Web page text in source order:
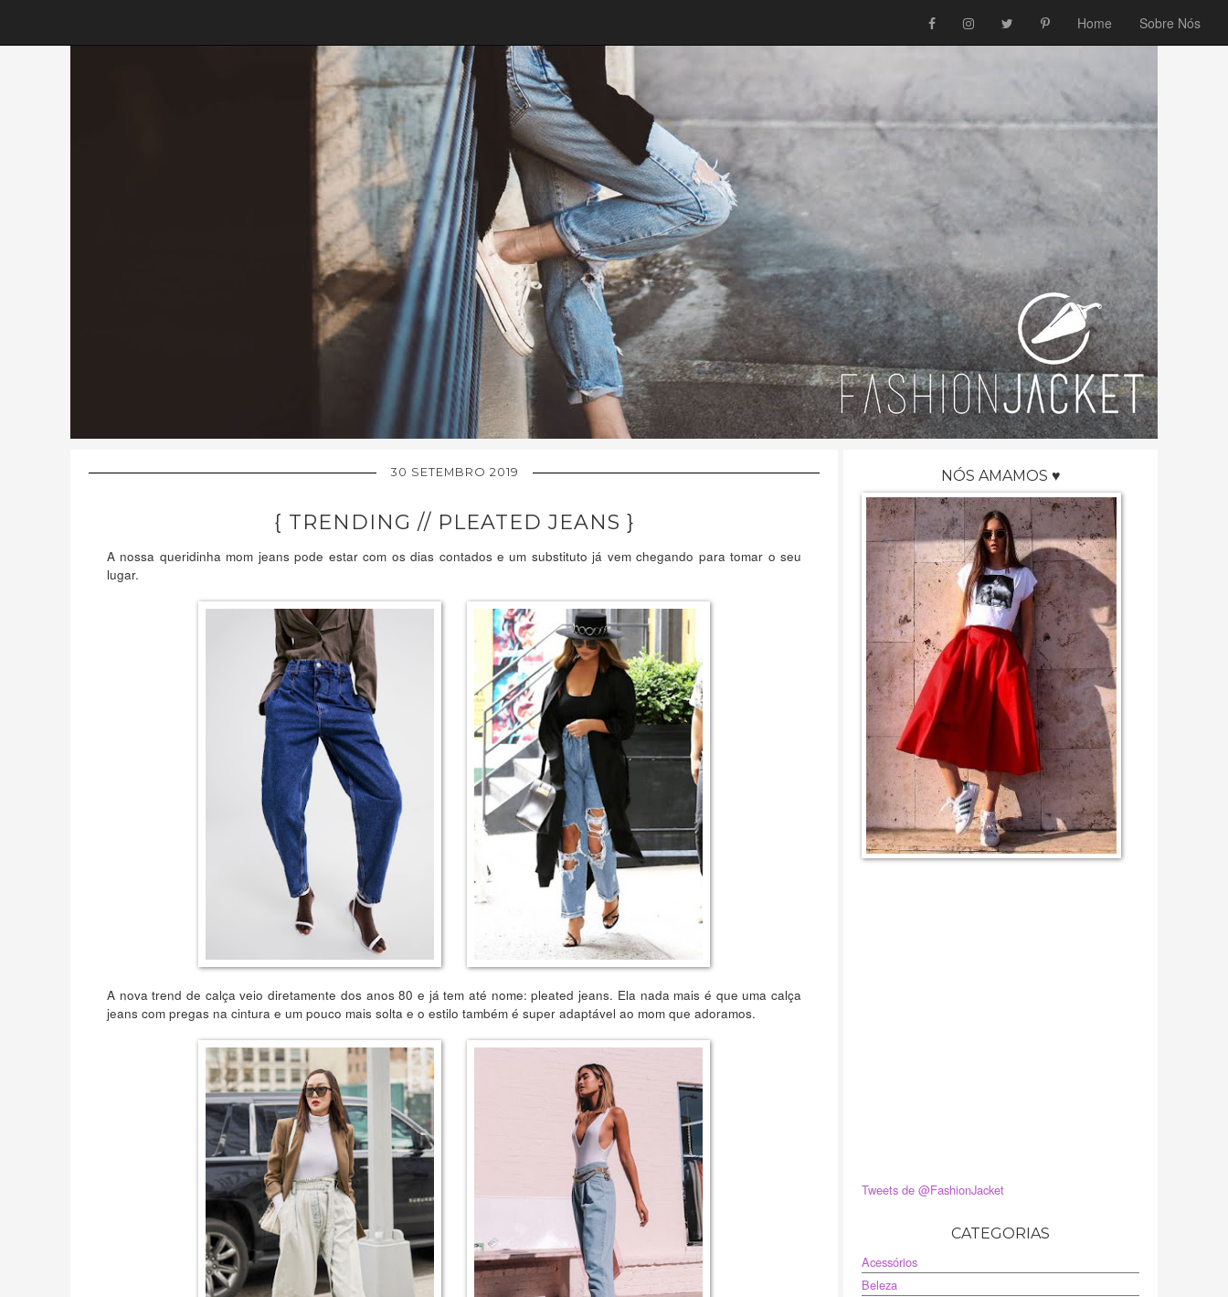
Home Sobre Nós
30 SETEMBRO 2019
{ TRENDING // PLEATED JEANS }
A nossa queridinha mom jeans pode estar com os dias contados e um substituto já vem chegando para tomar o seu
lugar.
A nova trend de calça veio diretamente dos anos 80 e já tem até nome: pleated jeans. Ela nada mais é que uma calça
jeans com pregas na cintura e um pouco mais solta e o estilo também é super adaptável ao mom que adoramos.
NÓS AMAMOS ♥
Tweets de @FashionJacket
CATEGORIAS
Acessórios
Beleza